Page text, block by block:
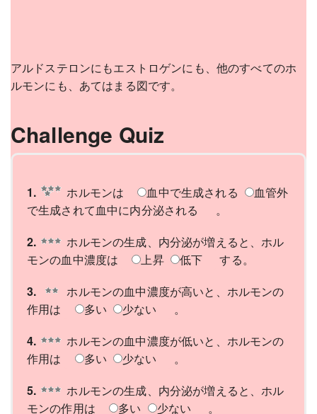
アルドステロンにもエストロゲンにも、他のすべてのホ
ルモンにも、あてはまる図です。
Challenge Quiz
1. ホルモンは 血中で生成される
血管外
で生成されて血中に内分泌される
。
2.
ホルモンの生成、内分泌が増えると、ホル
モンの血中濃度は
上昇 低下
する。
3.
ホルモンの血中濃度が高いと、ホルモンの
作用は
多い 少ない
。
4.
ホルモンの血中濃度が低いと、ホルモンの
作用は
多い 少ない
。
5.
ホルモンの生成、内分泌が増えると、ホル
モンの作用は
多い 少ない 。